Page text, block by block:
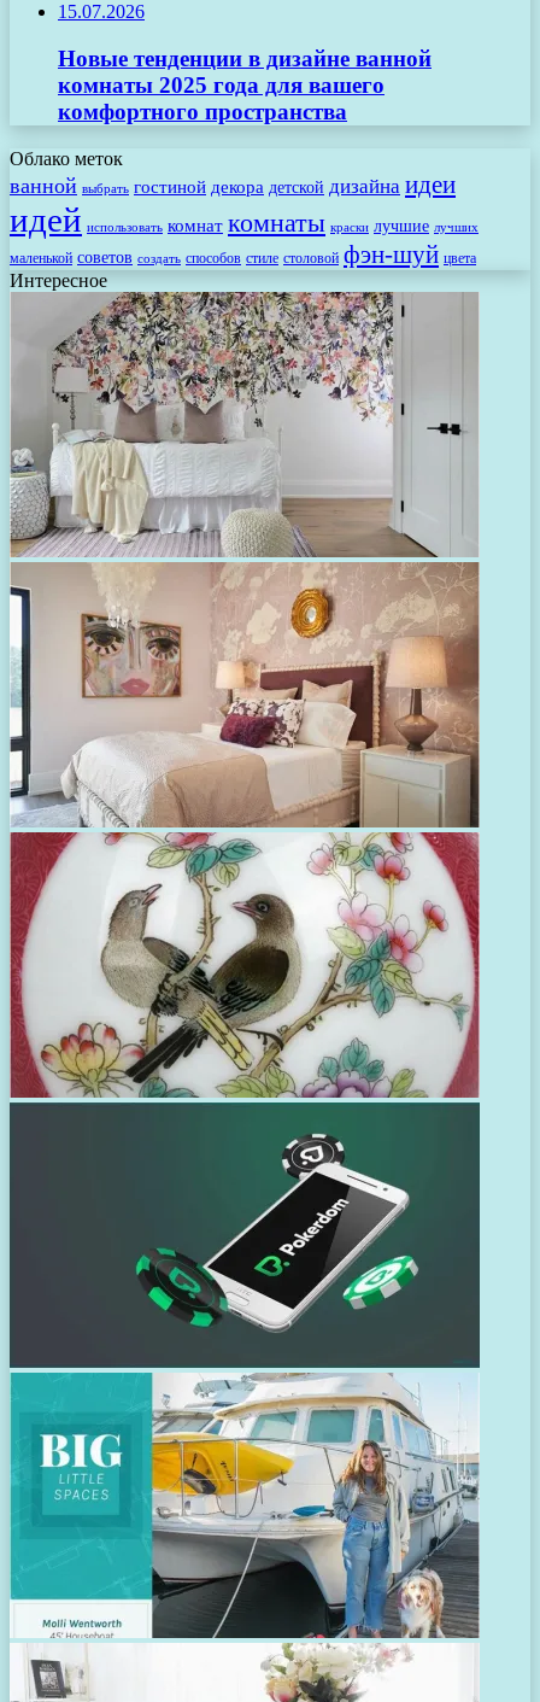
15.07.2026
Новые тенденции в дизайне ванной
комнаты 2025 года для вашего
комфортного пространства
Облако меток
ванной выбрать гостиной декора детской дизайна идеи
идей использовать комнат комнаты краски лучшие лучших
маленькой советов создать способов стиле столовой фэн-шуй цвета
Интересное